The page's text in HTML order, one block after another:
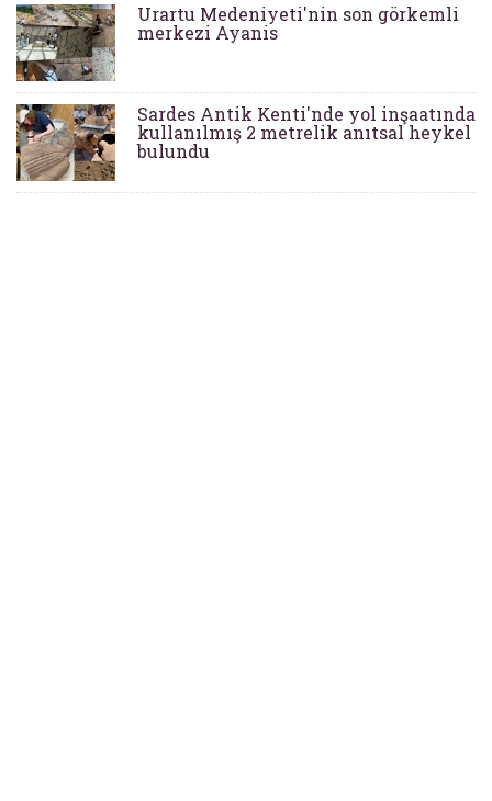
Urartu Medeniyeti'nin son görkemli
merkezi Ayanis
Sardes Antik Kenti'nde yol inşaatında
kullanılmış 2 metrelik anıtsal heykel
bulundu